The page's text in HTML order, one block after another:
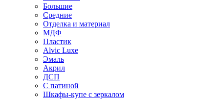
Большие
Средние
Отделка и материал
МДФ
Пластик
Alvic Luxe
Эмаль
Акрил
ДСП
С патиной
Шкафы-купе с зеркалом